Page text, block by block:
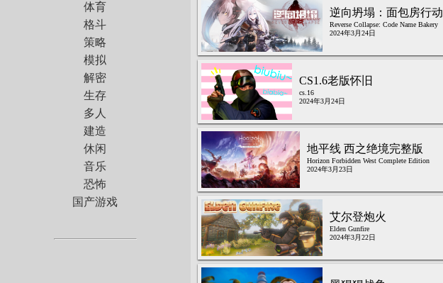
体育
格斗
策略
模拟
解密
生存
多人
建造
休闲
音乐
恐怖
国产游戏
逆向坍塌：面包房行动
Reverse Collapse: Code Name Bakery
2024年3月24日
CS1.6老版怀旧
cs.16
2024年3月24日
地平线 西之绝境完整版
Horizon Forbidden West Complete Edition
2024年3月23日
艾尔登炮火
Elden Gunfire
2024年3月22日